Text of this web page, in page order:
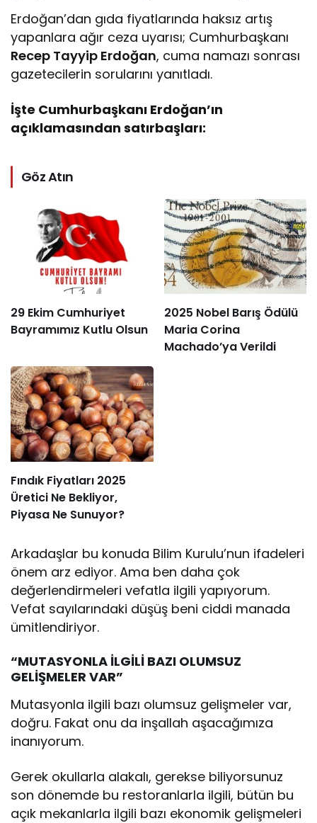
Erdoğan’dan gıda fiyatlarında haksız artış
yapanlara ağır ceza uyarısı; Cumhurbaşkanı
Recep Tayyip Erdoğan, cuma namazı sonrası
gazetecilerin sorularını yanıtladı.
İşte Cumhurbaşkanı Erdoğan’ın
açıklamasından satırbaşları:
Göz Atın
29 Ekim Cumhuriyet
Bayramımız Kutlu Olsun
2025 Nobel Barış Ödülü
Maria Corina
Machado’ya Verildi
Fındık Fiyatları 2025
Üretici Ne Bekliyor,
Piyasa Ne Sunuyor?
Arkadaşlar bu konuda Bilim Kurulu’nun ifadeleri
önem arz ediyor. Ama ben daha çok
değerlendirmeleri vefatla ilgili yapıyorum.
Vefat sayılarındaki düşüş beni ciddi manada
ümitlendiriyor.
“MUTASYONLA İLGİLİ BAZI OLUMSUZ
GELİŞMELER VAR”
Mutasyonla ilgili bazı olumsuz gelişmeler var,
doğru. Fakat onu da inşallah aşacağımıza
inanıyorum.
Gerek okullarla alakalı, gerekse biliyorsunuz
son dönemde bu restoranlarla ilgili, bütün bu
açık mekanlarla ilgili bazı ekonomik gelişmeleri